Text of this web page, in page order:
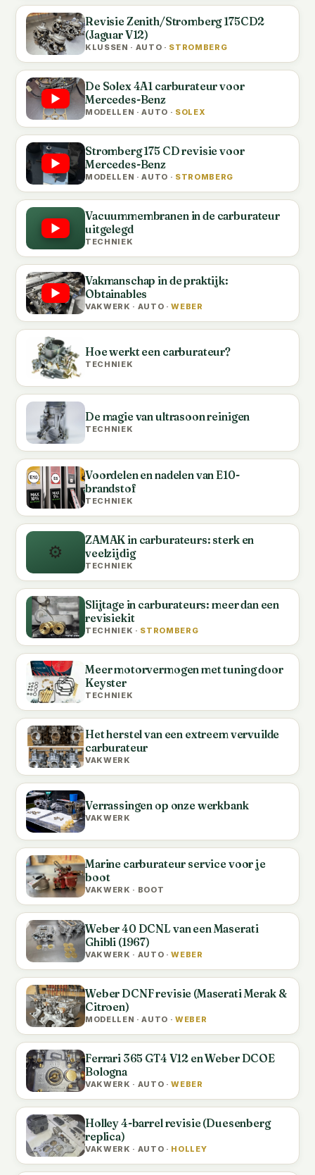
Revisie Zenith/Stromberg 175CD2
(Jaguar V12)
KLUSSEN · AUTO · STROMBERG
De Solex 4A1 carburateur voor
Mercedes-Benz
MODELLEN · AUTO · SOLEX
Stromberg 175 CD revisie voor
Mercedes-Benz
MODELLEN · AUTO · STROMBERG
⚙️
Vacuummembranen in de carburateur
uitgelegd
TECHNIEK
Vakmanschap in de praktijk:
Obtainables
VAKWERK · AUTO ·WEBER
Hoe werkt een carburateur?
TECHNIEK
De magie van ultrasoon reinigen
TECHNIEK
Voordelen en nadelen van E10-
brandstof
TECHNIEK
⚙️
ZAMAK in carburateurs: sterk en
veelzijdig
TECHNIEK
Slijtage in carburateurs: meer dan een
revisiekit
TECHNIEK · STROMBERG
Meer motorvermogen met tuning door
Keyster
TECHNIEK
Het herstel van een extreem vervuilde
carburateur
VAKWERK
Verrassingen op onze werkbank
VAKWERK
Marine carburateur service voor je
boot
VAKWERK · BOOT
Weber 40 DCNL van een Maserati
Ghibli (1967)
VAKWERK · AUTO ·WEBER
Weber DCNF revisie (Maserati Merak &
Citroen)
MODELLEN · AUTO · WEBER
Ferrari 365 GT4 V12 en Weber DCOE
Bologna
VAKWERK · AUTO ·WEBER
Holley 4-barrel revisie (Duesenberg
replica)
VAKWERK · AUTO · HOLLEY